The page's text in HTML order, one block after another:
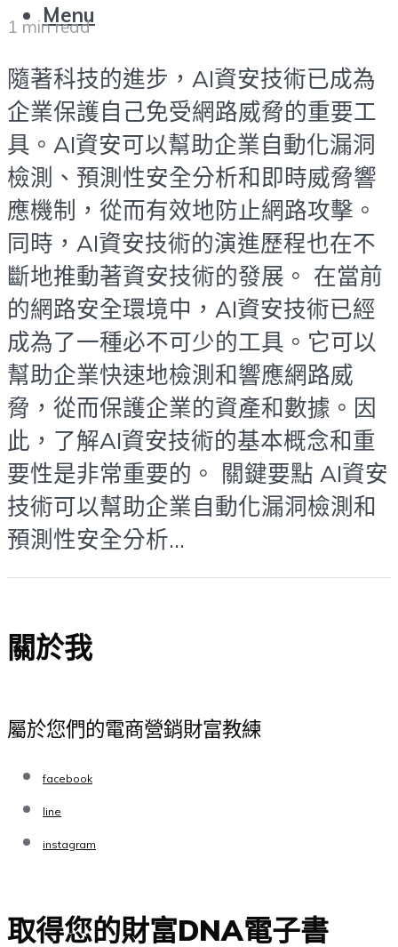
Menu
1 min read
隨著科技的進步，AI資安技術已成為
企業保護自己免受網路威脅的重要工
具。AI資安可以幫助企業自動化漏洞
檢測、預測性安全分析和即時威脅響
應機制，從而有效地防止網路攻擊。
同時，AI資安技術的演進歷程也在不
斷地推動著資安技術的發展。 在當前
的網路安全環境中，AI資安技術已經
成為了一種必不可少的工具。它可以
幫助企業快速地檢測和響應網路威
脅，從而保護企業的資產和數據。因
此，了解AI資安技術的基本概念和重
要性是非常重要的。 關鍵要點 AI資安
技術可以幫助企業自動化漏洞檢測和
預測性安全分析...
關於我
屬於您們的電商營銷財富教練
facebook
line
instagram
取得您的財富DNA電子書